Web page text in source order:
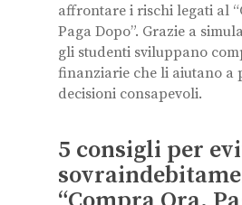
affrontare i rischi legati al
Paga Dopo”. Grazie a
gli studenti sviluppano
finanziarie che li aiutano a
decisioni consapevoli.
5 consigli per